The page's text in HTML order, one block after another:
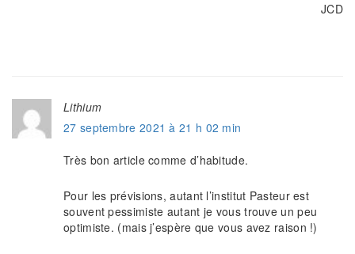
JCD
Lithium
27 septembre 2021 à 21 h 02 min
Très bon article comme d’habitude.
Pour les prévisions, autant l’institut Pasteur est
souvent pessimiste autant je vous trouve un peu
optimiste. (mais j’espère que vous avez raison !)